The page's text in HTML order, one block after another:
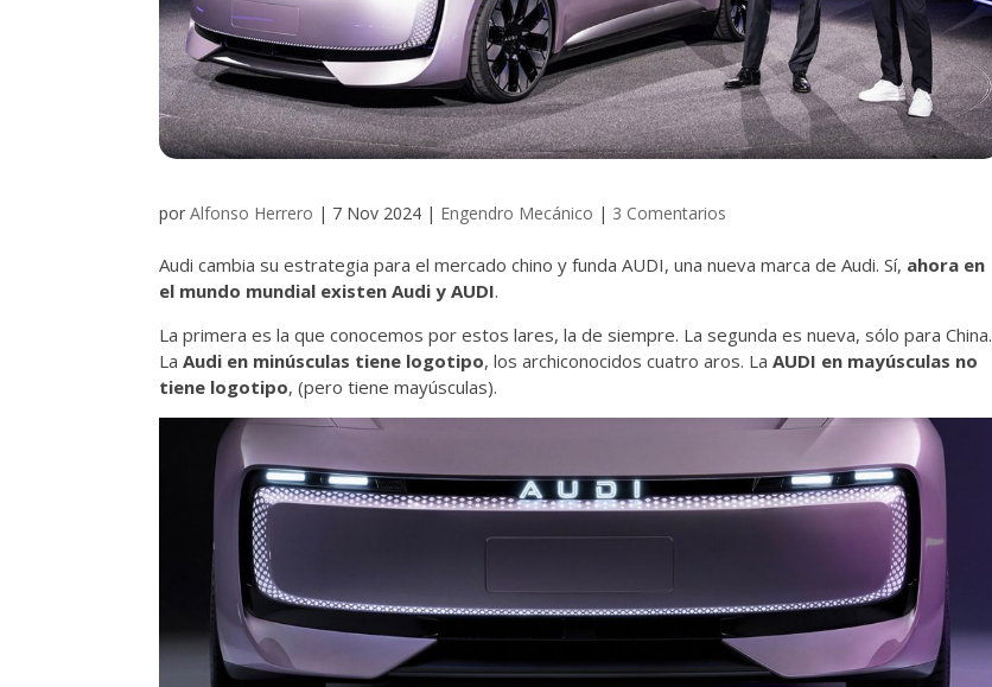
porAlfonso Herrero | 7 Nov 2024 | Engendro Mecánico | 3 Comentarios
Audi cambia su estrategia para el mercado chino y funda AUDI, una nueva marca de Audi. Sí, ahora en
el mundo mundial existen Audi y AUDI.
La primera es la que conocemos por estos lares, la de siempre. La segunda es nueva, sólo para China.
LaAudi en minúsculas tiene logotipo, los archiconocidos cuatro aros. LaAUDI en mayúsculas no
tiene logotipo, (pero tiene mayúsculas).